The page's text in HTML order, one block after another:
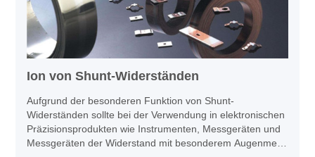
Ion von Shunt-Widerständen
​Aufgrund der besonderen Funktion von Shunt-
Widerständen sollte bei der Verwendung in elektronischen
Präzisionsprodukten wie Instrumenten, Messgeräten und
Messgeräten der Widerstand mit besonderem Augenmerk